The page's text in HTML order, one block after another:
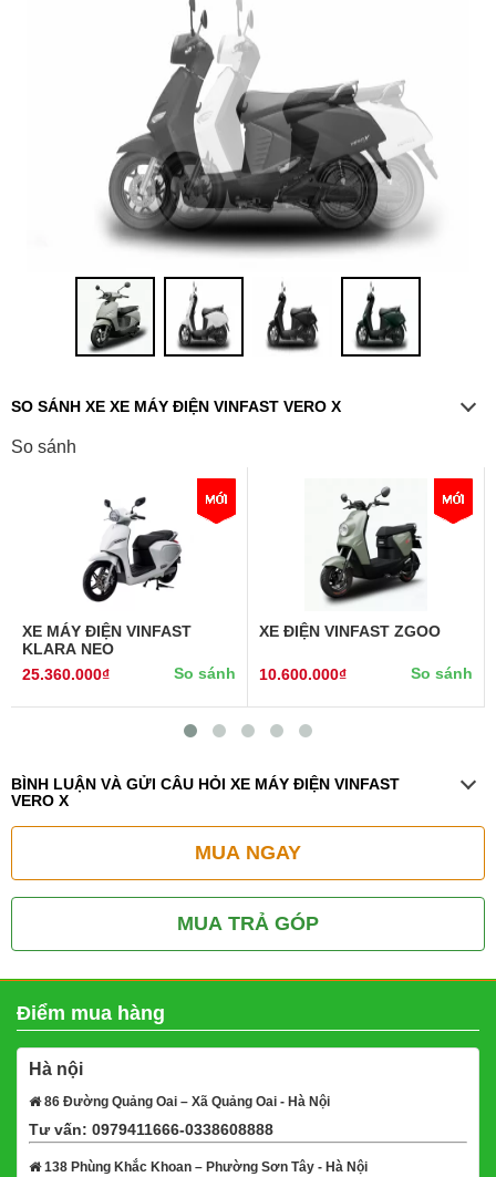
SO SÁNH XE XE MÁY ĐIỆN VINFAST VERO X
So sánh
XE MÁY ĐIỆN VINFAST
KLARA NEO
25.360.000₫
So sánh
XE ĐIỆN VINFAST ZGOO
10.600.000₫ So sánh
BÌNH LUẬN VÀ GỬI CÂU HỎI XE MÁY ĐIỆN VINFAST
VERO X
MUA NGAY
MUA TRẢ GÓP
Điểm mua hàng
Hà nội
86 Đường Quảng Oai – Xã Quảng Oai - Hà Nội
Tư vấn: 0979411666-0338608888
138 Phùng Khắc Khoan – Phường Sơn Tây - Hà Nội